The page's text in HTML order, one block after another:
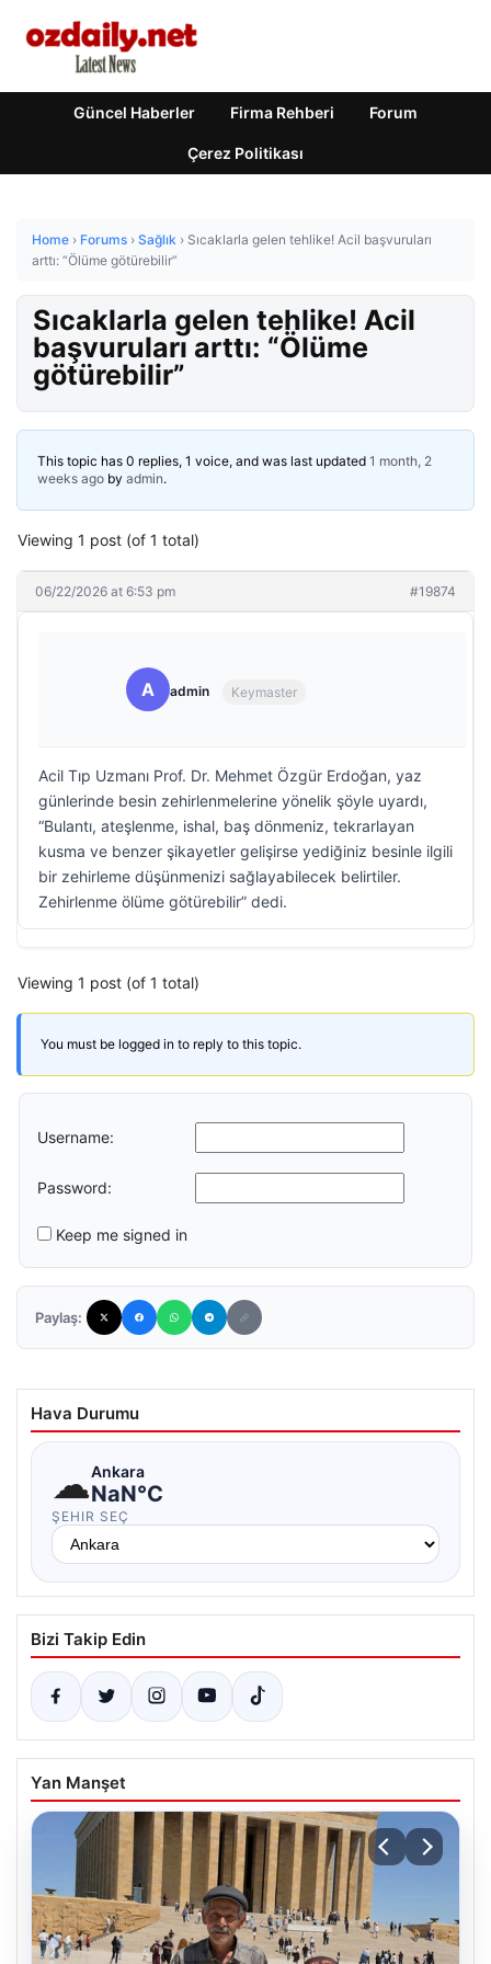
Güncel Haberler Firma Rehberi Forum
Çerez Politikası
Home › Forums › Sağlık › Sıcaklarla gelen tehlike! Acil başvuruları
arttı: “Ölüme götürebilir”
Sıcaklarla gelen tehlike! Acil
başvuruları arttı: “Ölüme
götürebilir”
This topic has 0 replies, 1 voice, and was last updated 1 month, 2
weeks ago by admin.
Viewing 1 post (of 1 total)
06/22/2026 at 6:53 pm #19874
A admin Keymaster
Acil Tıp Uzmanı Prof. Dr. Mehmet Özgür Erdoğan, yaz
günlerinde besin zehirlenmelerine yönelik şöyle uyardı,
“Bulantı, ateşlenme, ishal, baş dönmeniz, tekrarlayan
kusma ve benzer şikayetler gelişirse yediğiniz besinle ilgili
bir zehirleme düşünmenizi sağlayabilecek belirtiler.
Zehirlenme ölüme götürebilir” dedi.
Viewing 1 post (of 1 total)
You must be logged in to reply to this topic.
Username:
Password:
Keep me signed in
Paylaş:
Hava Durumu
☁Ankara
NaN°C
ŞEHIR SEÇ
Bizi Takip Edin
Yan Manşet